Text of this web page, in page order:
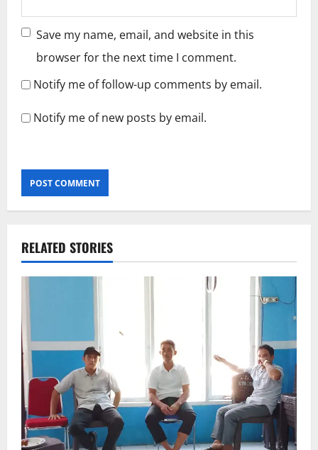
Save my name, email, and website in this
browser for the next time I comment.
Notify me of follow-up comments by email.
Notify me of new posts by email.
RELATED STORIES